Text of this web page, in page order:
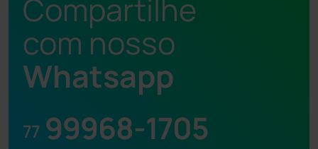
Compartilhe
com nosso
Whatsapp
77 99968-1705